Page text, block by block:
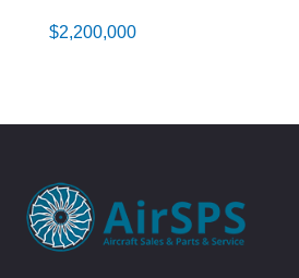
$2,200,000